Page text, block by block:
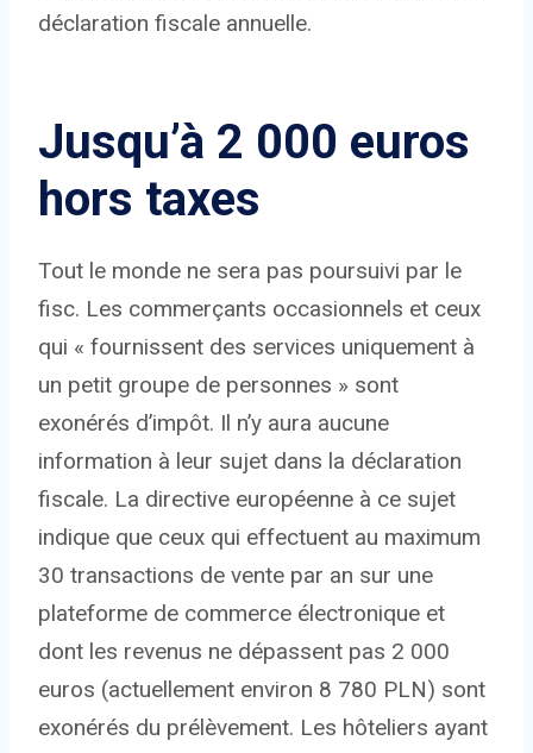
déclaration fiscale annuelle.
Jusqu’à 2 000 euros
hors taxes
Tout le monde ne sera pas poursuivi par le
fisc. Les commerçants occasionnels et ceux
qui « fournissent des services uniquement à
un petit groupe de personnes » sont
exonérés d’impôt. Il n’y aura aucune
information à leur sujet dans la déclaration
fiscale. La directive européenne à ce sujet
indique que ceux qui effectuent au maximum
30 transactions de vente par an sur une
plateforme de commerce électronique et
dont les revenus ne dépassent pas 2 000
euros (actuellement environ 8 780 PLN) sont
exonérés du prélèvement. Les hôteliers ayant